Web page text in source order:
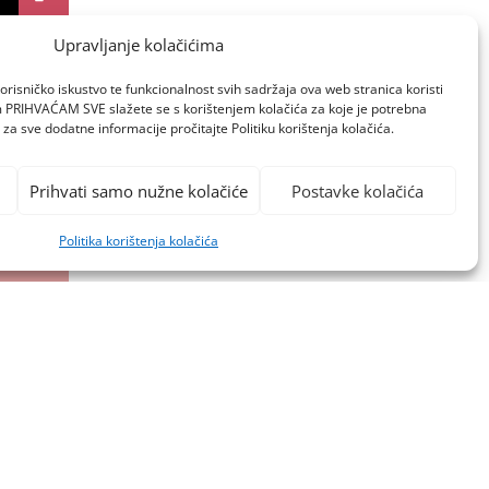
Upravljanje kolačićima
iskustvo te funkcionalnost svih sadržaja ova web stranica koristi
SVE slažete se s korištenjem kolačića za koje je potrebna
sve dodatne informacije pročitajte Politiku korištenja kolačića.
Prihvati samo nužne kolačiće Postavke kolačića
Politika korištenja kolačića